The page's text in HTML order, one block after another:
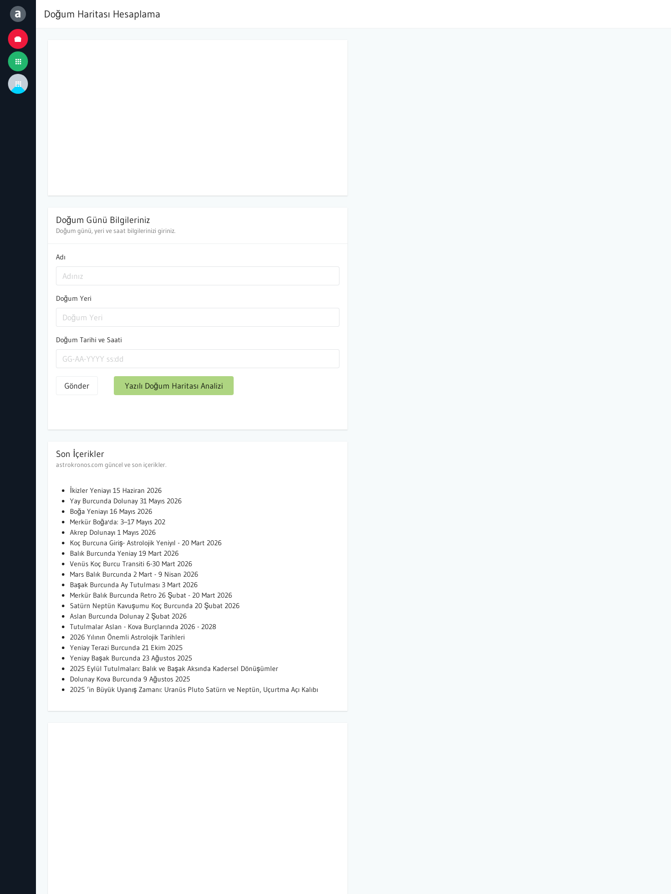
a Doğum Haritası Hesaplama
Doğum Günü Bilgileriniz
Doğum günü, yeri ve saat bilgilerinizi giriniz.
Adı
Doğum Yeri
Doğum Tarihi ve Saati
Gönder Yazılı Doğum Haritası Analizi
Son İçerikler
astrokronos.com güncel ve son içerikler.
İkizler Yeniayı 15 Haziran 2026
Yay Burcunda Dolunay 31 Mayıs 2026
Boğa Yeniayı 16 Mayıs 2026
Merkür Boğa'da: 3–17 Mayıs 202
Akrep Dolunayı 1 Mayıs 2026
Koç Burcuna Giriş- Astrolojik Yeniyıl - 20 Mart 2026
Balık Burcunda Yeniay 19 Mart 2026
Venüs Koç Burcu Transiti 6-30 Mart 2026
Mars Balık Burcunda 2 Mart - 9 Nisan 2026
Başak Burcunda Ay Tutulması 3 Mart 2026
Merkür Balık Burcunda Retro 26 Şubat - 20 Mart 2026
Satürn Neptün Kavuşumu Koç Burcunda 20 Şubat 2026
Aslan Burcunda Dolunay 2 Şubat 2026
Tutulmalar Aslan - Kova Burçlarında 2026 - 2028
2026 Yılının Önemli Astrolojik Tarihleri
Yeniay Terazi Burcunda 21 Ekim 2025
Yeniay Başak Burcunda 23 Ağustos 2025
2025 Eylül Tutulmaları: Balık ve Başak Aksında Kadersel Dönüşümler
Dolunay Kova Burcunda 9 Ağustos 2025
2025 ‘in Büyük Uyanış Zamanı: Uranüs Pluto Satürn ve Neptün, Uçurtma Açı Kalıbı